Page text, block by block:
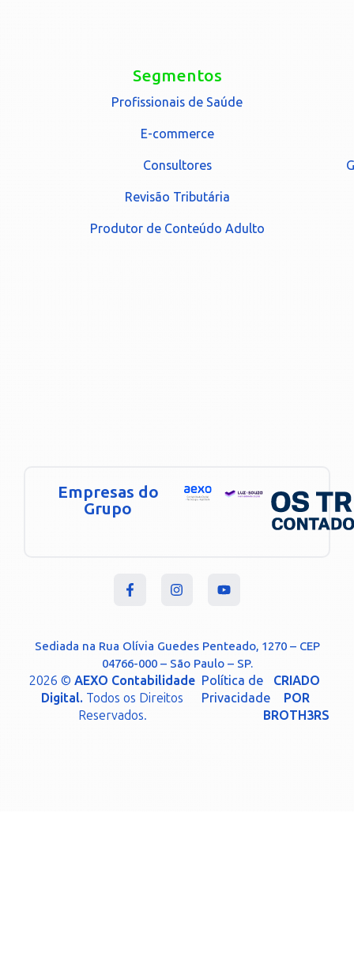
Segmentos
Profissionais de Saúde
E-commerce
Consultores
Revisão Tributária
Produtor de Conteúdo Adulto
Empresas do
Grupo
Sediada na Rua Olívia Guedes Penteado, 1270 – CEP
04766-000 – São Paulo – SP.
2026 ©AEXO Contabilidade
Digital. Todos os Direitos
Reservados.
Política de
Privacidade
CRIADO
POR
BROTH3RS